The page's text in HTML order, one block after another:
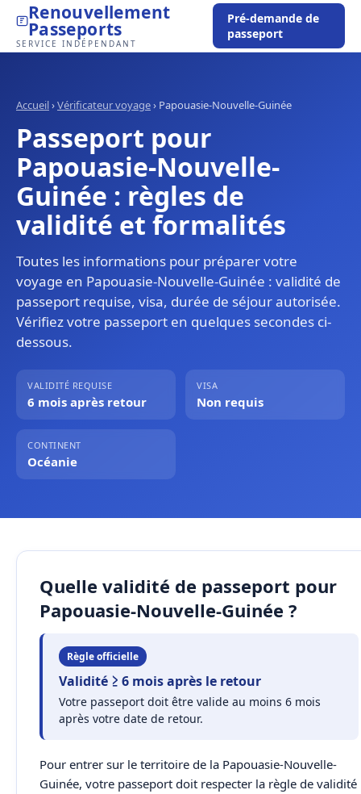
Renouvellement
Passeports
SERVICE INDÉPENDANT
Pré-demande de
passeport
Accueil›Vérificateur voyage› Papouasie-Nouvelle-Guinée
Passeport pour
Papouasie-Nouvelle-
Guinée : règles de
validité et formalités
Toutes les informations pour préparer votre
voyage en Papouasie-Nouvelle-Guinée : validité de
passeport requise, visa, durée de séjour autorisée.
Vérifiez votre passeport en quelques secondes ci-
dessous.
VALIDITÉ REQUISE
6 mois après retour
VISA
Non requis
CONTINENT
Océanie
Quelle validité de passeport pour
Papouasie-Nouvelle-Guinée ?
Règle officielle
Validité ≥ 6 mois après le retour
Votre passeport doit être valide au moins 6 mois
après votre date de retour.
Pour entrer sur le territoire de la Papouasie-Nouvelle-
Guinée, votre passeport doit respecter la règle de validité